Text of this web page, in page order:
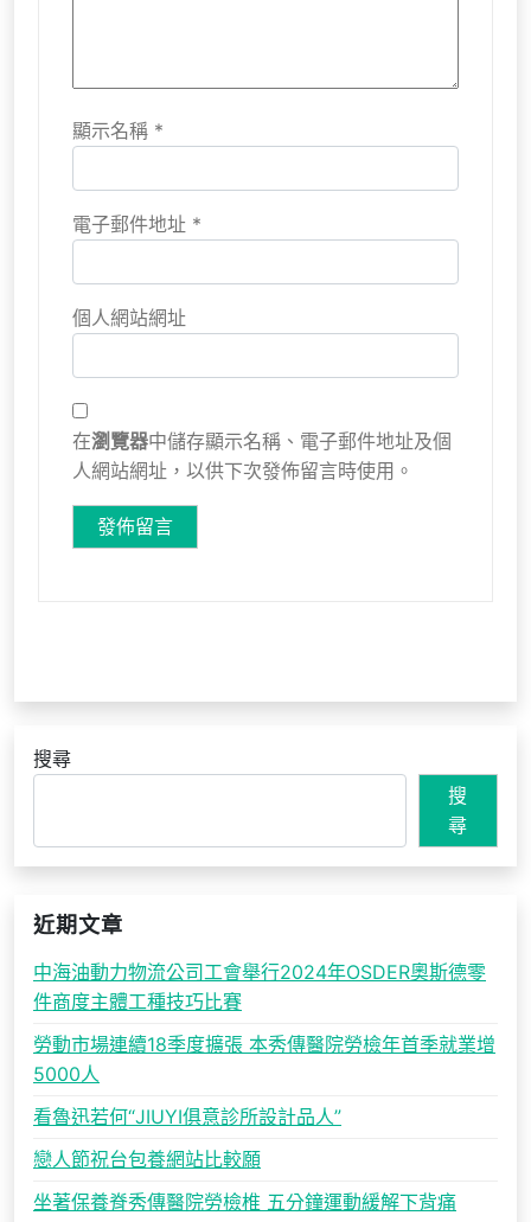
顯示名稱 *
電子郵件地址 *
個人網站網址
在瀏覽器中儲存顯示名稱、電子郵件地址及個
人網站網址，以供下次發佈留言時使用。
搜尋
搜
尋
近期文章
中海油動力物流公司工會舉行2024年OSDER奧斯德零
件商度主體工種技巧比賽
勞動市場連續18季度擴張 本秀傳醫院勞檢年首季就業增
5000人
看魯迅若何“JIUYI俱意診所設計品人”
戀人節祝台包養網站比較願
坐著保養脊秀傳醫院勞檢椎 五分鐘運動緩解下背痛